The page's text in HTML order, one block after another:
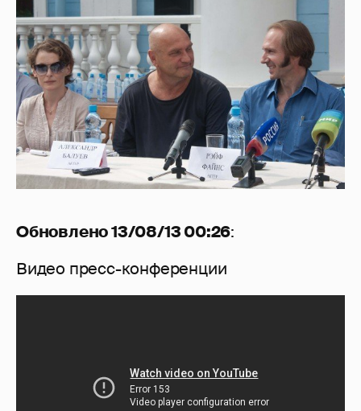
Обновлено 13/08/13 00:26:
Видео пресс-конференции